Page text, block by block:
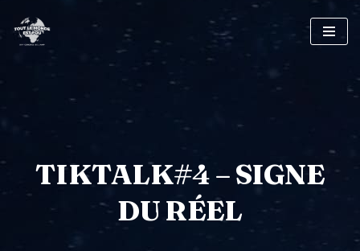
Skip
TIKTALK#4 – SIGNE
DU RÉEL